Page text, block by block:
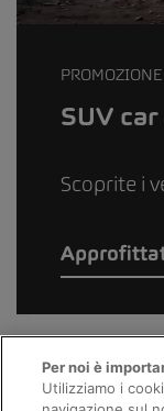
PROMOZIONE
SUV
Scoprite i
Per noi è
Utilizziamo i